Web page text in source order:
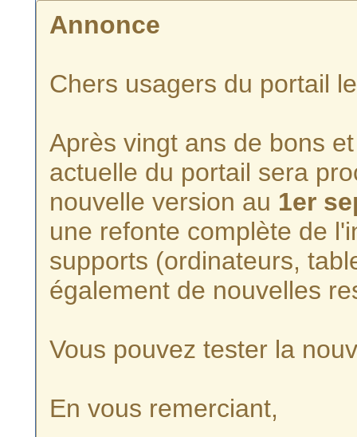
Annonce
Chers usagers du portail
Après vingt ans de bons
actuelle du portail sera
nouvelle version au 1er
une refonte complète de
supports (ordinateurs,
également de nouvelles
Vous pouvez tester la
En vous remerciant,